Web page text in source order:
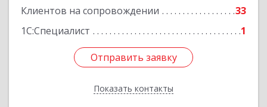
Клиентов на сопровождении
33
1С:Специалист
1
Отправить заявку
Показать контакты
Отправить заявку
Назад